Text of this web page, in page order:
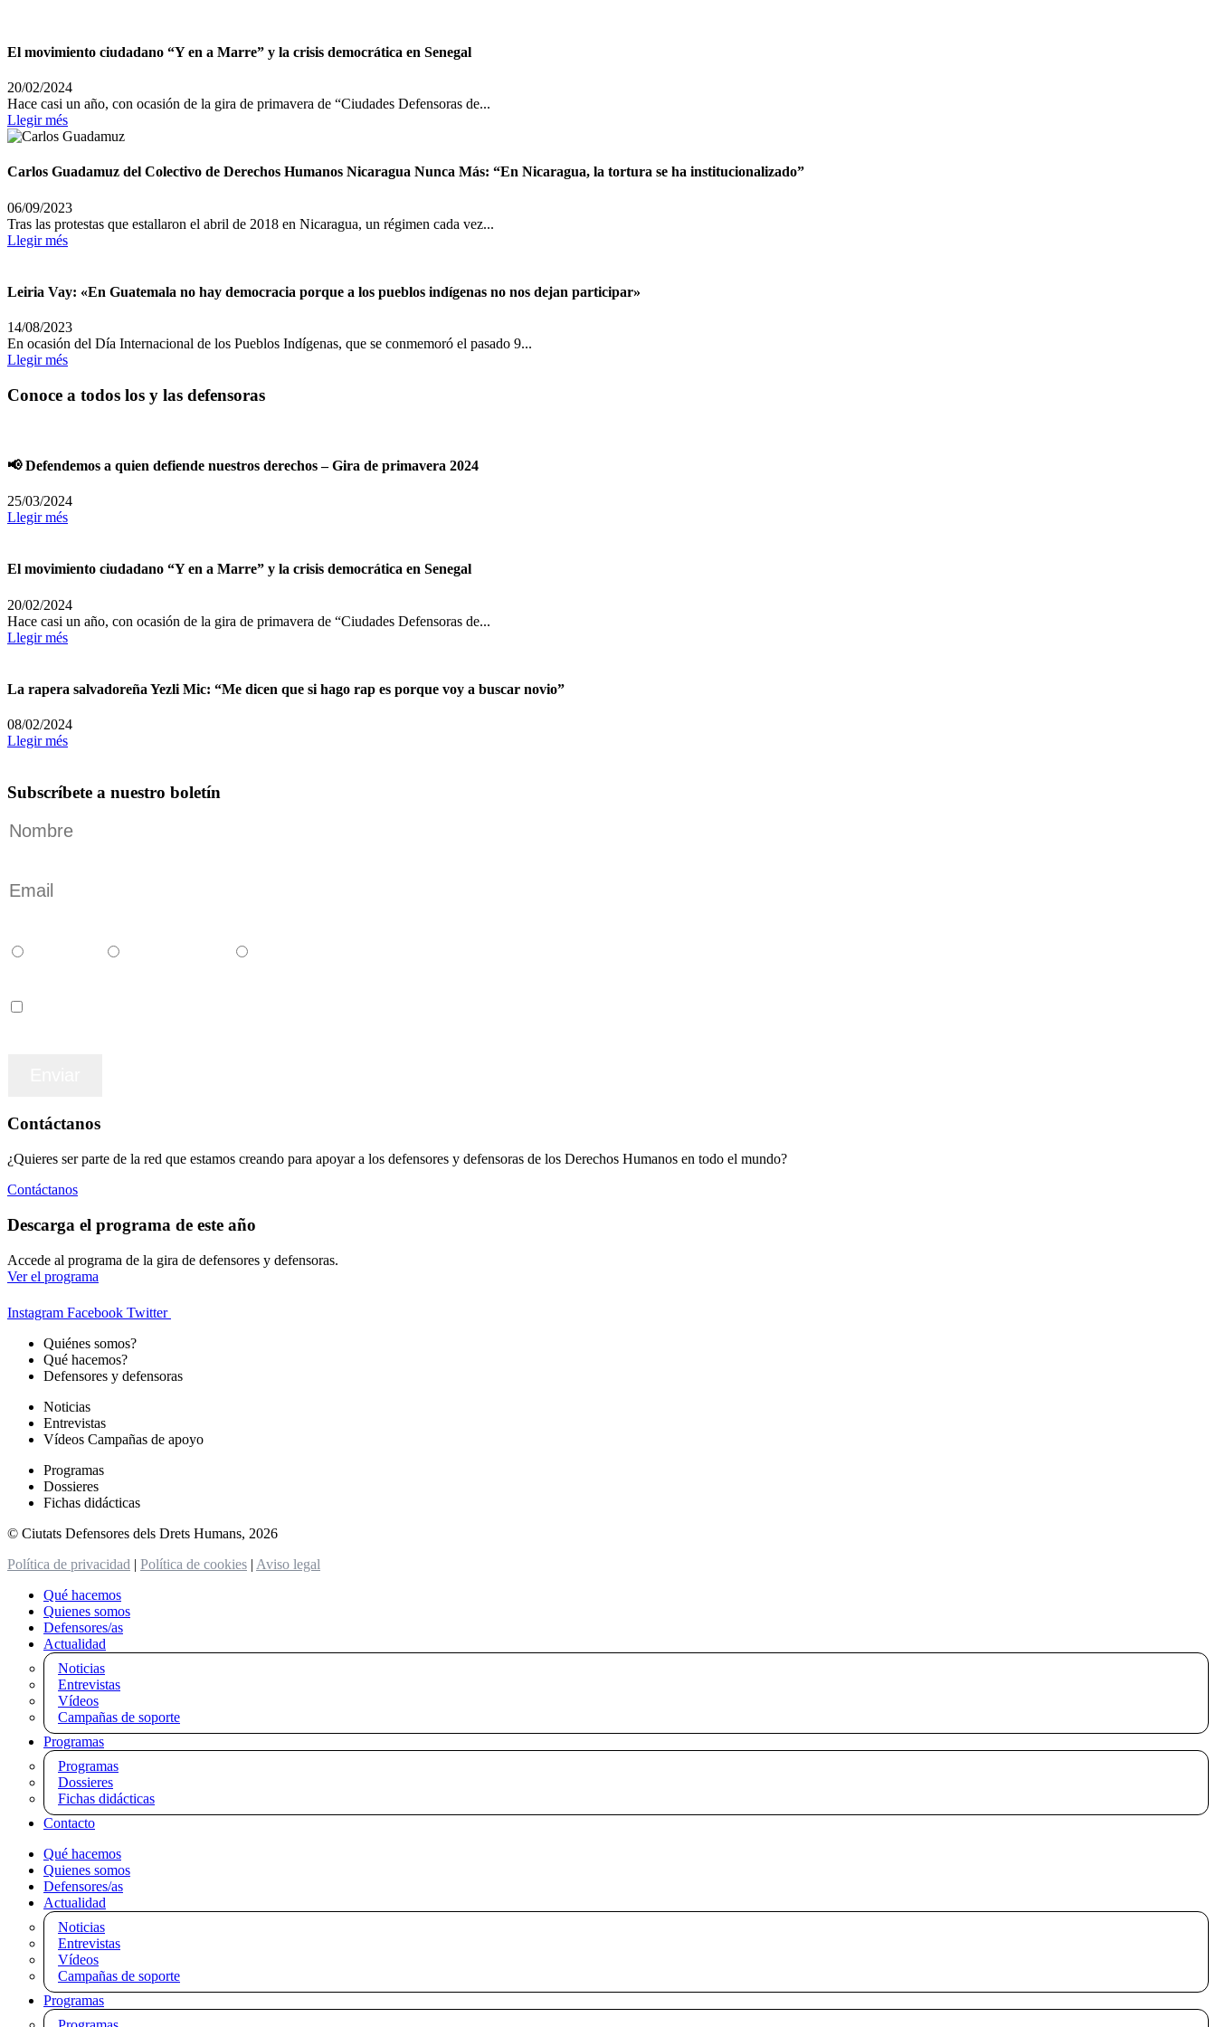
El movimiento ciudadano “Y en a Marre” y la crisis democrática en Senegal
20/02/2024
Hace casi un año, con ocasión de la gira de primavera de “Ciudades Defensoras de...
Llegir més
Carlos Guadamuz del Colectivo de Derechos Humanos Nicaragua Nunca Más: “En Nicaragua, la tortura se ha institucionalizado”
06/09/2023
Tras las protestas que estallaron el abril de 2018 en Nicaragua, un régimen cada vez...
Llegir més
Leiria Vay: «En Guatemala no hay democracia porque a los pueblos indígenas no nos dejan participar»
14/08/2023
En ocasión del Día Internacional de los Pueblos Indígenas, que se conmemoró el pasado 9...
Llegir més
Conoce a todos los y las defensoras
📢 Defendemos a quien defiende nuestros derechos – Gira de primavera 2024
25/03/2024
Llegir més
El movimiento ciudadano “Y en a Marre” y la crisis democrática en Senegal
20/02/2024
Hace casi un año, con ocasión de la gira de primavera de “Ciudades Defensoras de...
Llegir més
La rapera salvadoreña Yezli Mic: “Me dicen que si hago rap es porque voy a buscar novio”
08/02/2024
Llegir més
Subscríbete a nuestro boletín
Contáctanos
¿Quieres ser parte de la red que estamos creando para apoyar a los defensores y defensoras de los Derechos Humanos en todo el mundo?
Contáctanos
Descarga el programa de este año
Accede al programa de la gira de defensores y defensoras.
Ver el programa
Instagram Facebook Twitter
Quiénes somos?
Qué hacemos?
Defensores y defensoras
Noticias
Entrevistas
Vídeos Campañas de apoyo
Programas
Dossieres
Fichas didácticas
© Ciutats Defensores dels Drets Humans, 2026
Política de privacidad | Política de cookies | Aviso legal
Qué hacemos
Quienes somos
Defensores/as
Actualidad
Noticias
Entrevistas
Vídeos
Campañas de soporte
Programas
Programas
Dossieres
Fichas didácticas
Contacto
Qué hacemos
Quienes somos
Defensores/as
Actualidad
Noticias
Entrevistas
Vídeos
Campañas de soporte
Programas